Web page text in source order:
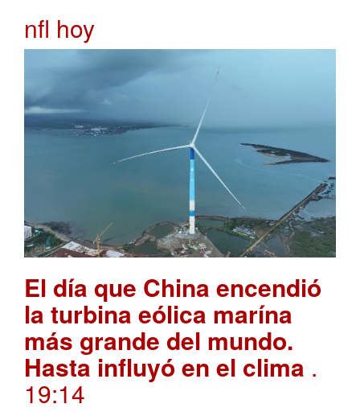
nfl hoy
El día que China encendió
la turbina eólica marína
más grande del mundo.
Hasta influyó en el clima .
19:14